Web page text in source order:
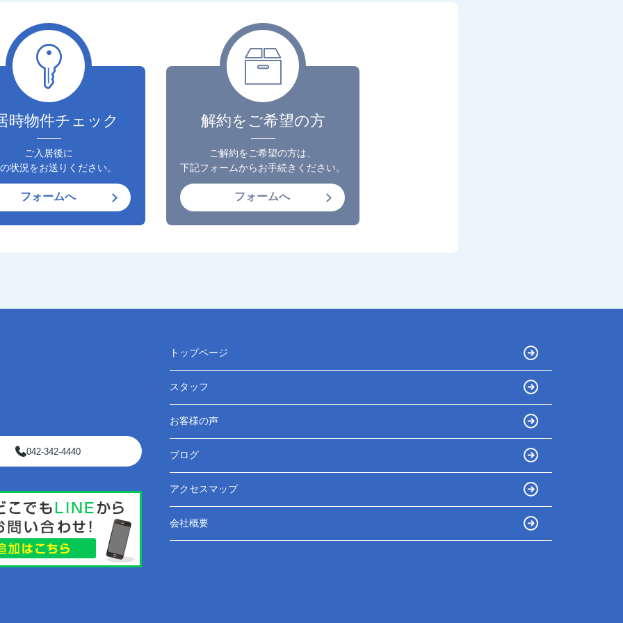
時物件チェック
ご入居後に
状況をお送りください。
フォームへ
解約をご希望の方
ご解約をご希望の方は、
下記フォームからお手続きください。
フォームへ
042-342-4440
トップページ
スタッフ
お客様の声
ブログ
アクセスマップ
会社概要